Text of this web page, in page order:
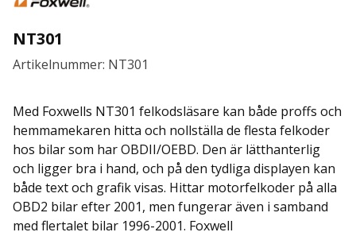
NT301
Artikelnummer: NT301
Med Foxwells NT301 felkodsläsare kan både proffs och
hemmamekaren hitta och nollställa de flesta felkoder
hos bilar som har OBDII/OEBD. Den är lätthanterlig
och ligger bra i hand, och på den tydliga displayen kan
både text och grafik visas. Hittar motorfelkoder på alla
OBD2 bilar efter 2001, men fungerar även i samband
med flertalet bilar 1996-2001. Foxwell